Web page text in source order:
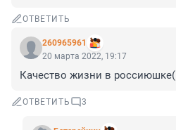
ОТВЕТИТЬ
260965961
20 марта 2022, 19:17
Качество жизни в россиюшке(
ОТВЕТИТЬ 3